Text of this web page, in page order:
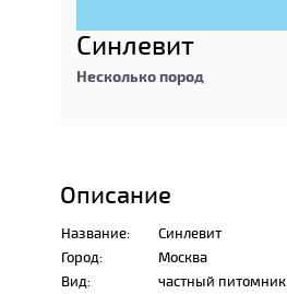
Синлевит
Несколько пород
Описание
Название:
Синлевит
Город:
Москва
Вид:
частный питомник